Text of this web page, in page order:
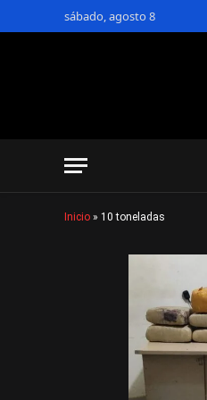
sábado, agosto 8
Inicio » 10 toneladas